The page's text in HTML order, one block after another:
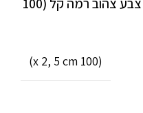
(100 x 2, 5 cm)